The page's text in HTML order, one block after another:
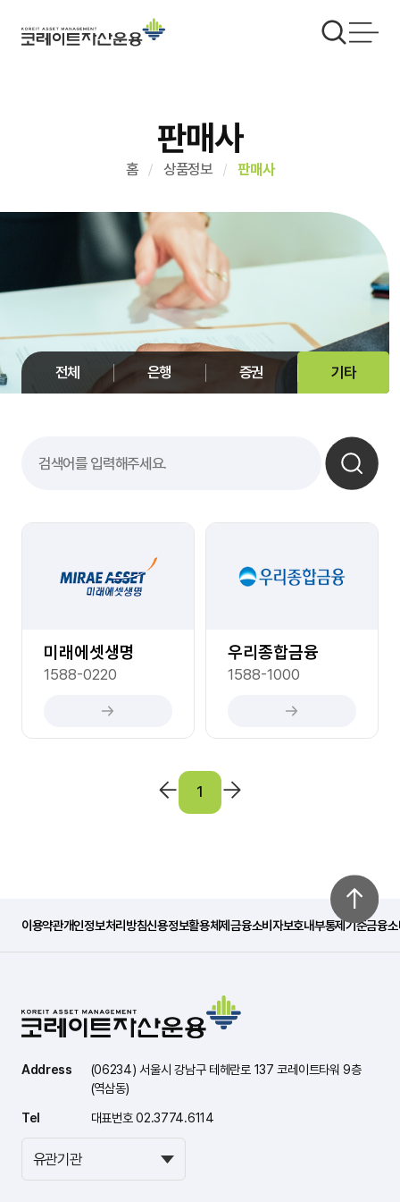
판매사
홈 상품정보 판매사
전체 은행 증권 기타
미래에셋생명
1588-0220
우리종합금융
1588-1000
1
이용약관개인정보처리방침신용정보활용체제금융소비자보호내부통제기준금융
Address
(06234) 서울시 강남구 테헤란로 137 코레이트타워 9층
(역삼동)
Tel
대표번호 02.3774.6114